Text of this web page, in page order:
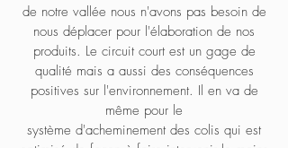
de notre vallée nous n'avons pas besoin de
nous déplacer pour l'élaboration de nos
produits. Le circuit court est un gage de
qualité mais a aussi des conséquences
positives sur l'environnement. Il en va de
même pour le
système d'acheminement des colis qui est